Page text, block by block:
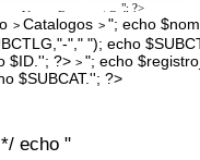
"; ?>
Ventas Empresa/ Gobierno
Ofertas
Envíos y Formas de Pago
Nosotros
Bolsa de Trabajo
Contacto
>Catalogos >"; echo
"," "); echo
$ID.''; ?>>"; echo
$SUBCAT.''; ?>
*/ echo "